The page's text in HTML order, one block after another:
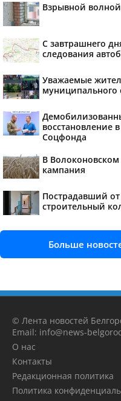
Взрывной
С завтрашнего
следования
Уважаемые
муниципального
восстановление
Соцфонда
В
кампания
Пострадавший
строительный
Больше
© Лента новостей
Email: info@news-
О нас
Контакты
Редакционная политика
Политика